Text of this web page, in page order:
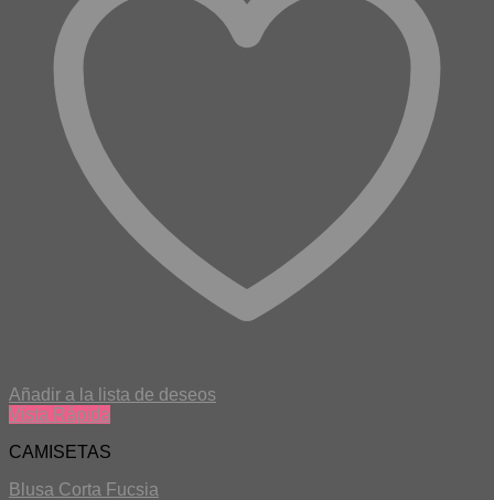
Añadir a la lista de deseos
Vista Rápida
CAMISETAS
Blusa Corta Fucsia